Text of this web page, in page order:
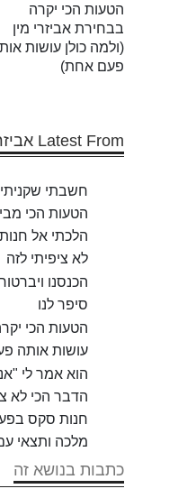
הטעות הכי יקרה
בבחירת אביזרי מין
(ולמה כולן עושות
פעם אחת)
Latest From אביזרי מין
חשבתי
הטעות הכי
הלכתי אל
לא ציפיתי לזה
הכנסנו
סיפר לנו
הטעות הכי
עושות אותה
הוא אמר לי
הדבר הכי לא
חנות סקס
מלכה ותצאי
כתבות בנושא זה